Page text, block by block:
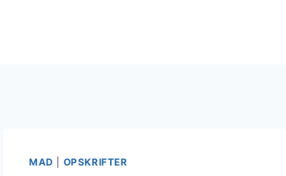
MAD OPSKRIFTER